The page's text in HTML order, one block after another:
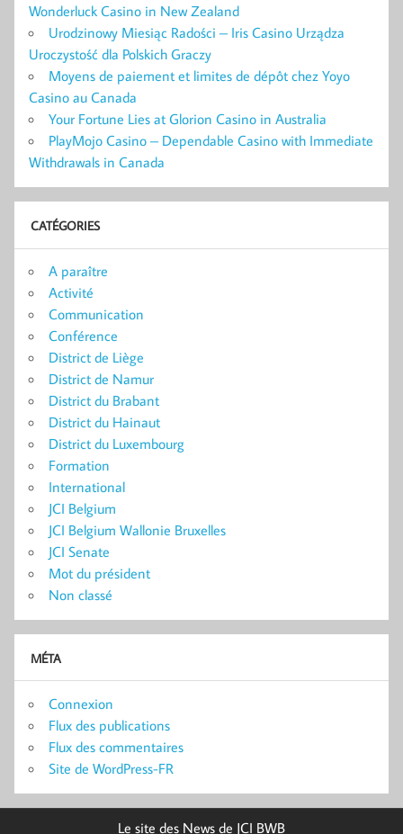
Wonderluck Casino in New Zealand
Urodzinowy Miesiąc Radości – Iris Casino Urządza
Uroczystość dla Polskich Graczy
Moyens de paiement et limites de dépôt chez Yoyo
Casino au Canada
Your Fortune Lies at Glorion Casino in Australia
PlayMojo Casino – Dependable Casino with Immediate
Withdrawals in Canada
CATÉGORIES
A paraître
Activité
Communication
Conférence
District de Liège
District de Namur
District du Brabant
District du Hainaut
District du Luxembourg
Formation
International
JCI Belgium
JCI Belgium Wallonie Bruxelles
JCI Senate
Mot du président
Non classé
MÉTA
Connexion
Flux des publications
Flux des commentaires
Site de WordPress-FR
Le site des News de JCI BWB